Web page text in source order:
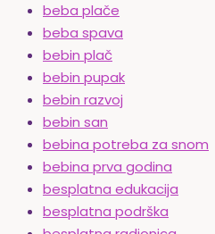
beba plače
beba spava
bebin plač
bebin pupak
bebin razvoj
bebin san
bebina potreba za snom
bebina prva godina
besplatna edukacija
besplatna podrška